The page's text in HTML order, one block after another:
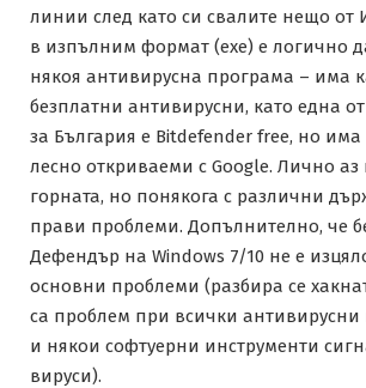
линии след като си свалите нещо от
в изпълним формат (ехе) е логично
някоя антивирусна програма – има
безплатни антивирусни, като една
за България е Bitdefender free, но
лесно откриваеми с Google. Лично
горната, но понякога с различни
прави проблеми. Допълнително, че
Дефендър на Windows 7/10 не е
основни проблеми (разбира се
са проблем при всички антивирусни
и някои софтуерни инструменти
вируси).